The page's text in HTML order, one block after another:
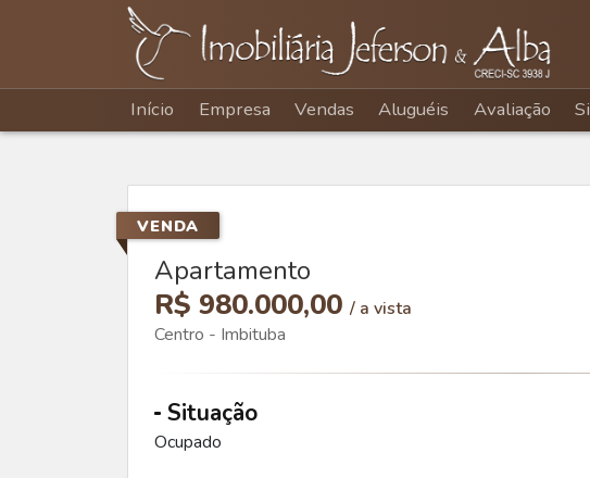
Início Empresa Vendas Aluguéis Avaliação
VENDA
Apartamento
R$ 980.000,00 / a vista
Centro - Imbituba
Situação
Ocupado